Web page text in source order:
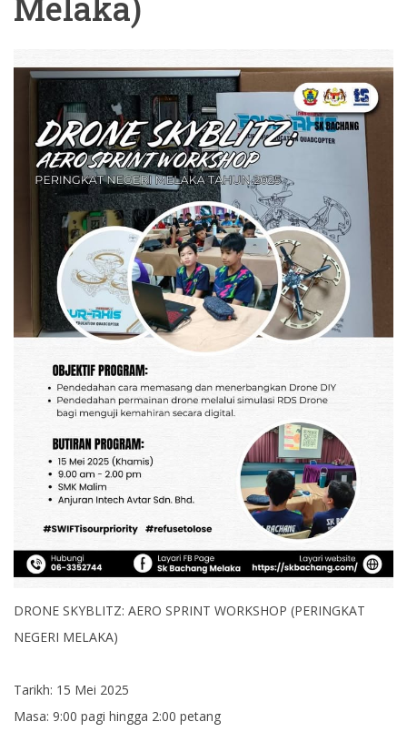
DRONE SKYBLITZ: AERO SPRINT WORKSHOP (PERINGKAT
NEGERI MELAKA)
Tarikh: 15 Mei 2025
Masa: 9:00 pagi hingga 2:00 petang